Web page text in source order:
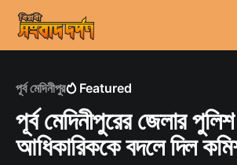
পূর্ব মেদিনীপুর Featured
পূর্ব মেদিনীপুরের জেলার পুলিশ
আধিকারিককে বদলে দিল